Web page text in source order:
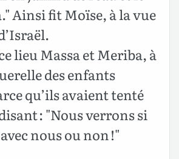
Ainsi fit Moïse, à la vue
lieu Massa et Meriba, à
des enfants
qu’ils avaient tenté
: "Nous verrons si
nous ou non !"